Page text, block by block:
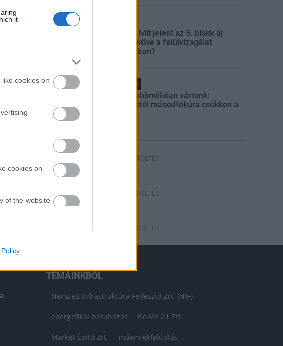
it
cookies on
cookies on
of the website
Paks II.: Mit jelent az 5. blokk új
mérföldköve a felülvizsgálat
árnyékában?
Helyi hírek
Amire többmillióan vártunk:
szombattól másodfokúra csökken a
HIRDETÉS
HIRDETÉS
HIRDETÉS
TÉMÁINKBÓL
Nemzeti Infrastruktúra Fejlesztő Zrt. (NIF)
energetikai beruházás Ke-Víz 21 Zrt.
Market Építő Zrt. műemlékfelújítás